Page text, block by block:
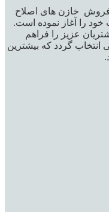
فروش خازن های اصلاح
را آغاز نموده است.
عزیز را فراهم
انتخاب گردد که بیشترین